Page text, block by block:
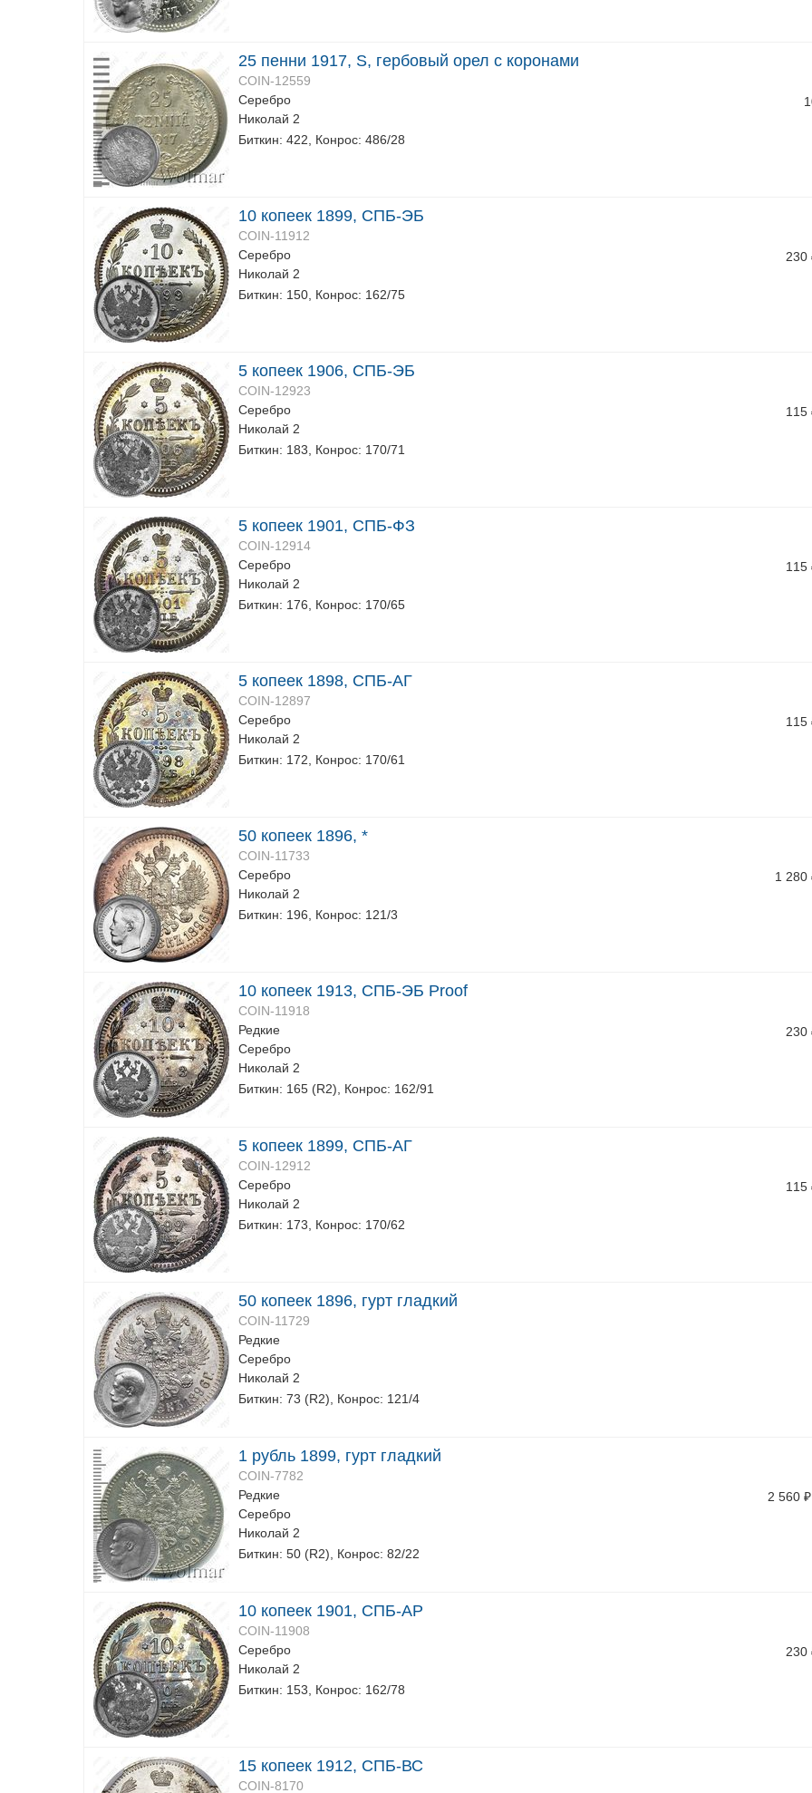
25 пенни 1917, S, гербовый орел с коронами
COIN-12559
Серебро
Николай 2
Биткин: 422, Конрос: 486/28
10 копеек 1899, СПБ-ЭБ
COIN-11912
Серебро
Николай 2
Биткин: 150, Конрос: 162/75
230
5 копеек 1906, СПБ-ЭБ
COIN-12923
Серебро
Николай 2
Биткин: 183, Конрос: 170/71
115
5 копеек 1901, СПБ-ФЗ
COIN-12914
Серебро
Николай 2
Биткин: 176, Конрос: 170/65
115
5 копеек 1898, СПБ-АГ
COIN-12897
Серебро
Николай 2
Биткин: 172, Конрос: 170/61
115
50 копеек 1896, *
COIN-11733
Серебро
Николай 2
Биткин: 196, Конрос: 121/3
1 280
10 копеек 1913, СПБ-ЭБ Proof
COIN-11918
Редкие
Серебро
Николай 2
Биткин: 165 (R2), Конрос: 162/91
230
5 копеек 1899, СПБ-АГ
COIN-12912
Серебро
Николай 2
Биткин: 173, Конрос: 170/62
115
50 копеек 1896, гурт гладкий
COIN-11729
Редкие
Серебро
Николай 2
Биткин: 73 (R2), Конрос: 121/4
1 рубль 1899, гурт гладкий
COIN-7782
Редкие
Серебро
Николай 2
Биткин: 50 (R2), Конрос: 82/22
2 560 ₽
10 копеек 1901, СПБ-АР
COIN-11908
Серебро
Николай 2
Биткин: 153, Конрос: 162/78
230
15 копеек 1912, СПБ-ВС
COIN-8170